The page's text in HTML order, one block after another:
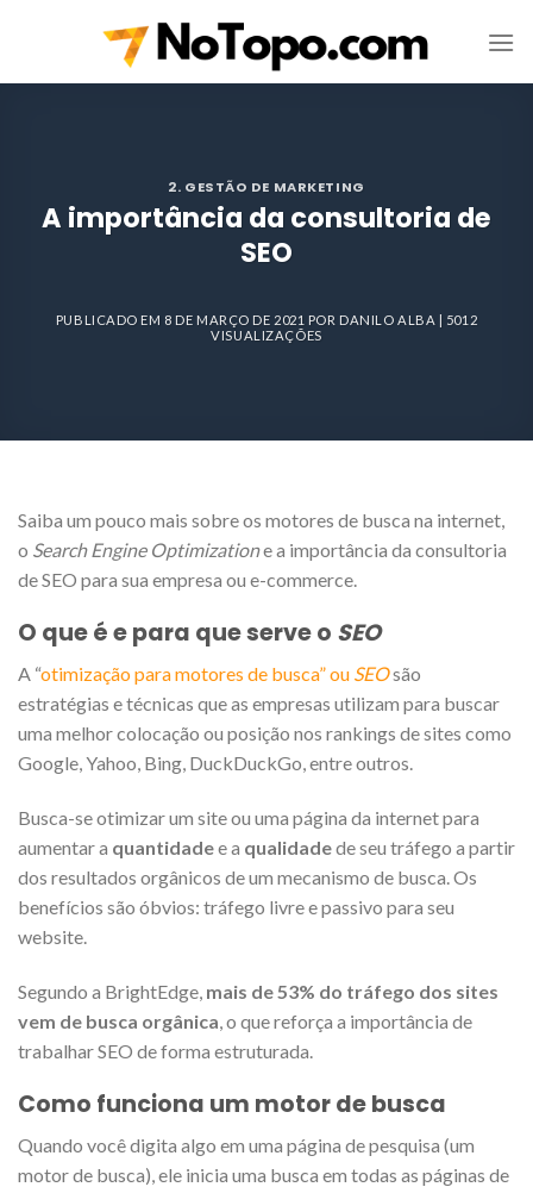
2. GESTÃO DE MARKETING
A importância da consultoria de
SEO
PUBLICADO EM 8 DE MARÇO DE 2021 POR DANILO ALBA | 5012
VISUALIZAÇÕES
Saiba um pouco mais sobre os motores de busca na internet,
o Search Engine Optimizatione a importância da consultoria
de SEO para sua empresa ou e-commerce.
O que é e para que serve o SEO
A “otimização para motores de busca” ou SEOsão
estratégias e técnicas que as empresas utilizam para buscar
uma melhor colocação ou posição nos rankings de sites como
Google, Yahoo, Bing, DuckDuckGo, entre outros.
Busca-se otimizar um site ou uma página da internet para
aumentar a quantidadee a qualidadede seu tráfego a partir
dos resultados orgânicos de um mecanismo de busca. Os
benefícios são óbvios: tráfego livre e passivo para seu
website.
Segundo a BrightEdge, mais de 53% do tráfego dos sites
vem de busca orgânica, o que reforça a importância de
trabalhar SEO de forma estruturada.
Como funciona um motor de busca
Quando você digita algo em uma página de pesquisa (um
motor de busca), ele inicia uma busca em todas as páginas de